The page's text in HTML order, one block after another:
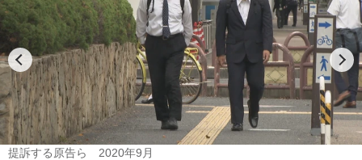
Play
提訴する原告ら 2020年9月